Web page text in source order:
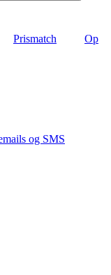
Prismatch
Op
og SMS